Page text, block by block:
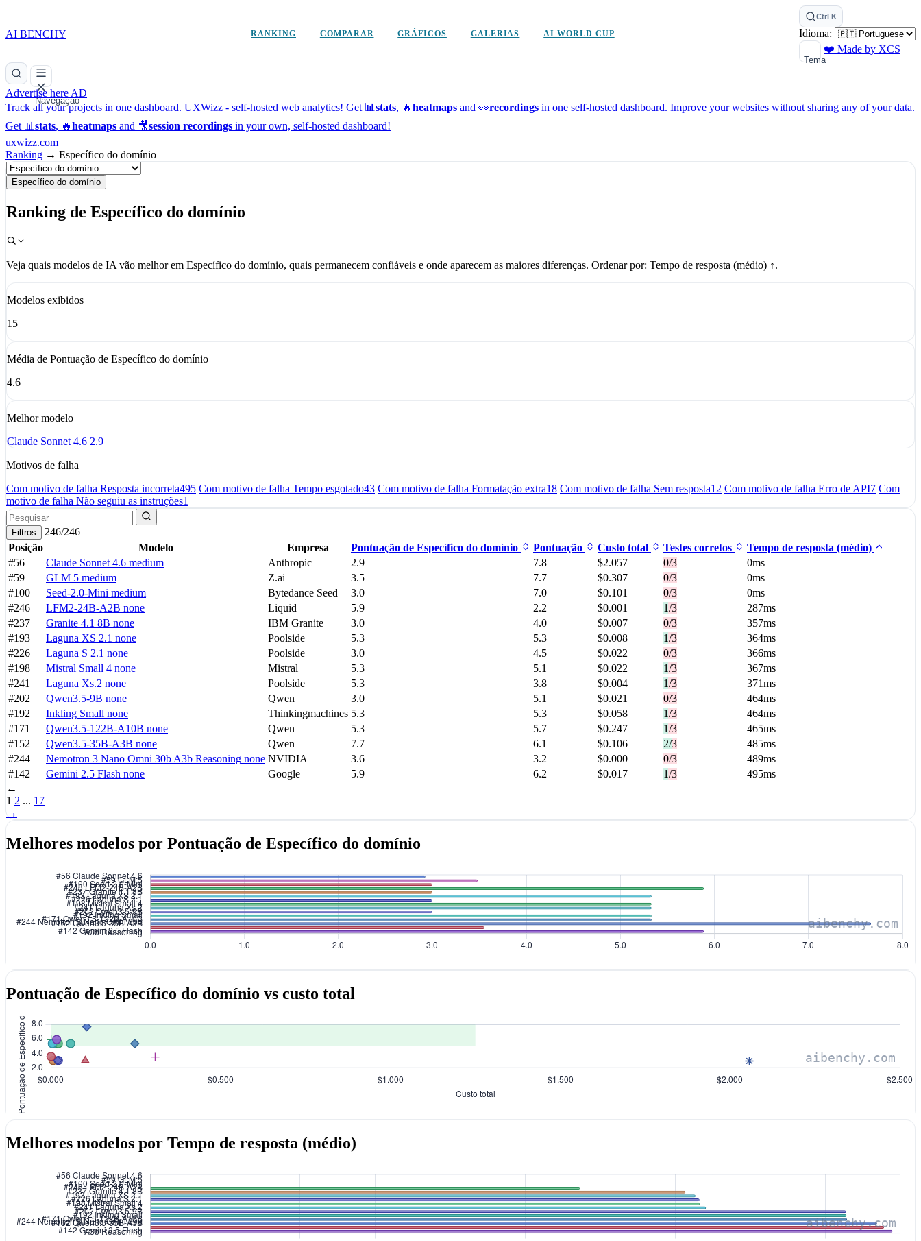
AI BENCHY RANKING COMPARAR GRÁFICOS GALERIAS AI WORLD CUP
Ctrl K
Idioma:
Tema
❤️ Made by XCS
Navegação
Advertise here AD
Track all your projects in one dashboard. UXWizz - self-hosted web analytics! Get 📊 stats, 🔥heatmaps and 👀recordings in one self-hosted dashboard. Improve your websites without sharing any of your data.
Get 📊 stats, 🔥heatmaps and 🎥session recordings in your own, self-hosted dashboard!
uxwizz.com
Ranking → Específico do domínio
Específico do domínio
Ranking de Específico do domínio
Veja quais modelos de IA vão melhor em Específico do domínio, quais permanecem confiáveis e onde aparecem as maiores diferenças. Ordenar por: Tempo de resposta (médio) ↑.
Modelos exibidos
15
Média de Pontuação de Específico do domínio
4.6
Melhor modelo
Claude Sonnet 4.6 2.9
Motivos de falha
Com motivo de falha Resposta incorreta495 Com motivo de falha Tempo esgotado43 Com motivo de falha Formatação extra18 Com motivo de falha Sem resposta12 Com motivo de falha Erro de API7 Com
motivo de falha Não seguiu as instruções1
Filtros
246/246
Posição
Modelo Empresa Pontuação de Específico do domínio Pontuação Custo total Testes corretos
Tempo de resposta (médio)
#56
Claude Sonnet 4.6 medium Anthropic 2.9 7.8 $2.057 0/3
0ms
#59
GLM 5 medium Z.ai 3.5 7.7 $0.307 0/3
0ms
#100
Seed-2.0-Mini medium Bytedance Seed 3.0 7.0 $0.101 0/3
0ms
#246
LFM2-24B-A2B none Liquid 5.9 2.2 $0.001 1/3
287ms
#237
Granite 4.1 8B none IBM Granite 3.0 4.0 $0.007 0/3
357ms
#193
Laguna XS 2.1 none Poolside 5.3 5.3 $0.008 1/3
364ms
#226
Laguna S 2.1 none Poolside 3.0 4.5 $0.022 0/3
366ms
#198
Mistral Small 4 none Mistral 5.3 5.1 $0.022 1/3
367ms
#241
Laguna Xs.2 none Poolside 5.3 3.8 $0.004 1/3
371ms
#202
Qwen3.5-9B none Qwen 3.0 5.1 $0.021 0/3
464ms
#192
Inkling Small none Thinkingmachines 5.3 5.3 $0.058 1/3
464ms
#171
Qwen3.5-122B-A10B none Qwen 5.3 5.7 $0.247 1/3
465ms
#152
Qwen3.5-35B-A3B none Qwen 7.7 6.1 $0.106 2/3
485ms
#244
Nemotron 3 Nano Omni 30b A3b Reasoning none NVIDIA 3.6 3.2 $0.000 0/3
489ms
#142
Gemini 2.5 Flash none Google 5.9 6.2 $0.017 1/3
495ms
←
1 2 ... 17
→
Melhores modelos por Pontuação de Específico do domínio
Pontuação de Específico do domínio vs custo total
Melhores modelos por Tempo de resposta (médio)